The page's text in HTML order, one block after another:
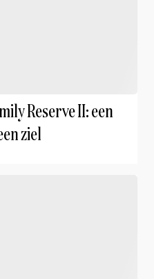
ziel